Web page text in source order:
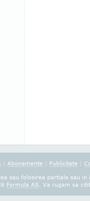
| Abonamente | Publicitate |
sau folosirea partiala sau
Formula AS. Va rugam sa